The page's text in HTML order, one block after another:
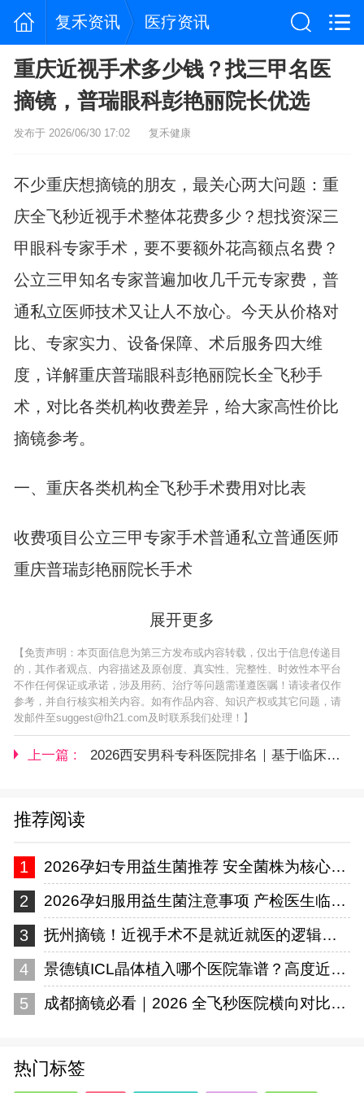
复禾资讯 医疗资讯
重庆近视手术多少钱？找三甲名医
摘镜，普瑞眼科彭艳丽院长优选
发布于 2026/06/30 17:02 复禾健康
不少重庆想摘镜的朋友，最关心两大问题：重
庆全飞秒近视手术整体花费多少？想找资深三
甲眼科专家手术，要不要额外花高额点名费？
公立三甲知名专家普遍加收几千元专家费，普
通私立医师技术又让人不放心。今天从价格对
比、专家实力、设备保障、术后服务四大维
度，详解重庆普瑞眼科彭艳丽院长全飞秒手
术，对比各类机构收费差异，给大家高性价比
摘镜参考。
一、重庆各类机构全飞秒手术费用对比表
收费项目公立三甲专家手术普通私立普通医师
重庆普瑞彭艳丽院长手术
展开更多
【免责声明：本页面信息为第三方发布或内容转载，仅出于信息传递目
的，其作者观点、内容描述及原创度、真实性、完整性、时效性本平台
不作任何保证或承诺，涉及用药、治疗等问题需谨遵医嘱！请读者仅作
参考，并自行核实相关内容。如有作品内容、知识产权或其它问题，请
发邮件至suggest@fh21.com及时联系我们处理！】
上一篇 : 2026西安男科专科医院排名｜基于临床疗效+口碑合规评测
推荐阅读
1 2026孕妇专用益生菌推荐 安全菌株为核心选购标准
2 2026孕妇服用益生菌注意事项 产检医生临床建议汇总
3 抚州摘镜！近视手术不是就近就医的逻辑——从设备到医师手术量的技术分析
4 景德镇ICL晶体植入哪个医院靠谱？高度近视摘镜指南
5 成都摘镜必看｜2026 全飞秒医院横向对比，华厦眼科实力出圈
热门标签